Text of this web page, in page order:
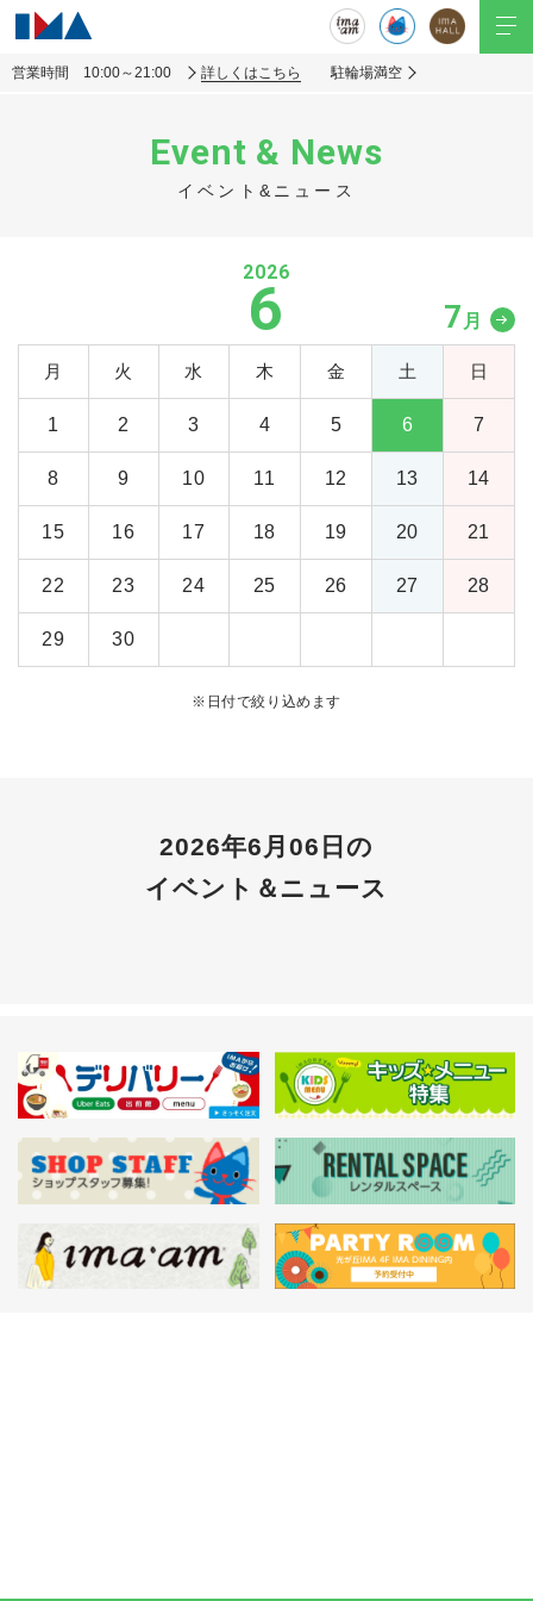
営業時間 10:00～21:00 詳しくはこちら 駐輪場満空
Event & News
イベント&ニュース
2026
6 7 月
月 火 水 木 金 土 日
1 2 3 4 5 6 7
8 9 10 11 12 13 14
15 16 17 18 19 20 21
22 23 24 25 26 27 28
29 30
※ 日付で絞り込めます
2026年6月06日の
イベント＆ニュース